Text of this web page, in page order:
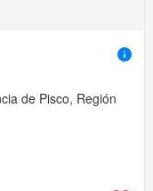
de Pisco, Región